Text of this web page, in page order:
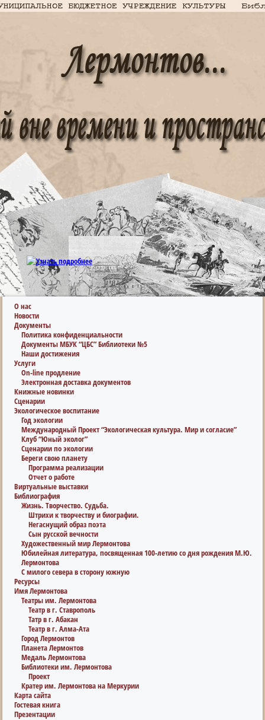
О нас
Новости
Документы
Политика конфиденциальности
Документы МБУК “ЦБС” Библиотеки №5
Наши достижения
Услуги
On-line продление
Электронная доставка документов
Книжные новинки
Сценарии
Экологическое воспитание
Год экологии
Международный Проект “Экологическая культура. Мир и согласие”
Клуб “Юный эколог”
Сценарии по экологии
Береги свою планету
Программа реализации
Отчет о работе
Виртуальные выставки
Библиография
Жизнь. Творчество. Судьба.
Штрихи к творчеству и биографии.
Негаснущий образ поэта
Сын русской вечности
Художественный мир Лермонтова
Юбилейная литература, посвященная 100-летию со дня рождения М.Ю.
Лермонтова
С милого севера в сторону южную
Ресурсы
Имя Лермонтова
Театры им. Лермонтова
Театр в г. Ставрополь
Татр в г. Абакан
Театр в г. Алма-Ата
Город Лермонтов
Планета Лермонтов
Медаль Лермонтова
Библиотеки им. Лермонтова
Проект
Кратер им. Лермонтова на Меркурии
Карта сайта
Гостевая книга
Презентации